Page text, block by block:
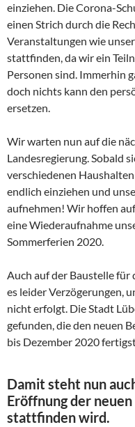
einziehen. Die Corona-
einen Strich durch die
Veranstaltungen wie
stattfinden, da wir ein
Personen sind. Immerhin
doch nichts kann den
ersetzen.
Wir warten nun auf die
Landesregierung. Sobald
verschiedenen
endlich einziehen und
aufnehmen! Wir hoffen
eine Wiederaufnahme
Sommerferien 2020.
Auch auf der Baustelle für
es leider Verzögerungen,
nicht erfolgt. Die Stadt
gefunden, die den neuen
bis Dezember 2020
Damit steht nun
Eröffnung der
stattfinden wird.